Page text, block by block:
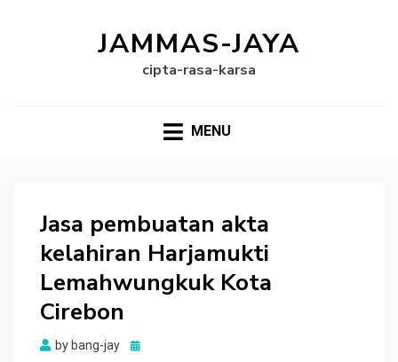
JAMMAS-JAYA
cipta-rasa-karsa
MENU
Jasa pembuatan akta
kelahiran Harjamukti
Lemahwungkuk Kota
Cirebon
by bang-jay
Posted